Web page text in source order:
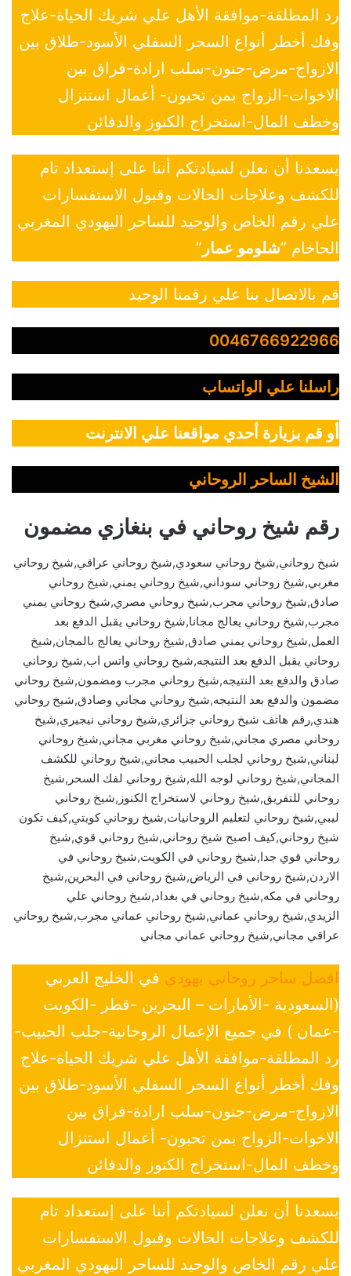
رد المطلقة-موافقة الأهل علي شريك الحياة-علاج
وفك أخطر أنواع السحر السفلي الأسود-طلاق بين
الازواج-مرض-جنون-سلب ارادة-فراق بين
الاخوات-الزواج بمن تحبون- أعمال استنزال
وخطف المال-استخراج الكنوز والدفائن
يسعدنا أن نعلن لسيادتكم أننا على إستعداد تام
للكشف وعلاجات الحالات وقبول الاستفسارات
علي رقم الخاص والوحيد للساحر اليهودي المغربي
الحاخام “شلومو عمار ”
قم بالاتصال بنا علي رقمنا الوحيد
0046766922966
راسلنا علي الواتساب
أو قم بزيارة أحدي مواقعنا علي الانترنت
الشيخ الساحر الروحاني
رقم شيخ روحاني في بنغازي مضمون
شيخ روحاني,شيخ روحاني سعودي,شيخ روحاني عراقي,شيخ روحاني
مغربي,شيخ روحاني سوداني,شيخ روحاني يمني,شيخ روحاني
صادق,شيخ روحاني مجرب,شيخ روحاني مصري,شيخ روحاني يمني
مجرب,شيخ روحاني يعالج مجانا,شيخ روحاني يقبل الدفع بعد
العمل,شيخ روحاني يمني صادق,شيخ روحاني يعالج بالمجان,شيخ
روحاني يقبل الدفع بعد النتيجه,شيخ روحاني واتس اب,شيخ روحاني
صادق والدفع بعد النتيجه,شيخ روحاني مجرب ومضمون,شيخ روحاني
مضمون والدفع بعد النتيجه,شيخ روحاني مجاني وصادق,شيخ روحاني
هندي,رقم هاتف شيخ روحاني جزائري,شيخ روحاني نيجيري,شيخ
روحاني مصري مجاني,شيخ روحاني مغربي مجاني,شيخ روحاني
لبناني,شيخ روحاني لجلب الحبيب مجاني,شيخ روحاني للكشف
المجاني,شيخ روحاني لوجه الله,شيخ روحاني لفك السحر,شيخ
روحاني للتفريق,شيخ روحاني لاستخراج الكنوز,شيخ روحاني
ليبي,شيخ روحاني لتعليم الروحانيات,شيخ روحاني كويتي,كيف تكون
شيخ روحاني,كيف اصبح شيخ روحاني,شيخ روحاني قوي,شيخ
روحاني قوي جدا,شيخ روحاني في الكويت,شيخ روحاني في
الاردن,شيخ روحاني في الرياض,شيخ روحاني في البحرين,شيخ
روحاني في مكه,شيخ روحاني في بغداد,شيخ روحاني علي
الزيدي,شيخ روحاني عماني,شيخ روحاني عماني مجرب,شيخ روحاني
عراقي مجاني,شيخ روحاني عماني مجاني
افضل ساحر روحاني يهودي في الخليج العربي
(السعودية -الأمارات – البحرين -قطر -الكويت
-عمان ) في جميع الإعمال الروحانية-جلب الحبيب-
رد المطلقة-موافقة الأهل علي شريك الحياة-علاج
وفك أخطر أنواع السحر السفلي الأسود-طلاق بين
الازواج-مرض-جنون-سلب ارادة-فراق بين
الاخوات-الزواج بمن تحبون- أعمال استنزال
وخطف المال-استخراج الكنوز والدفائن
يسعدنا أن نعلن لسيادتكم أننا على إستعداد تام
للكشف وعلاجات الحالات وقبول الاستفسارات
علي رقم الخاص والوحيد للساحر اليهودي المغربي